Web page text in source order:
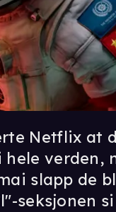
Netflix at
hele verden,
slapp de
seksjonen